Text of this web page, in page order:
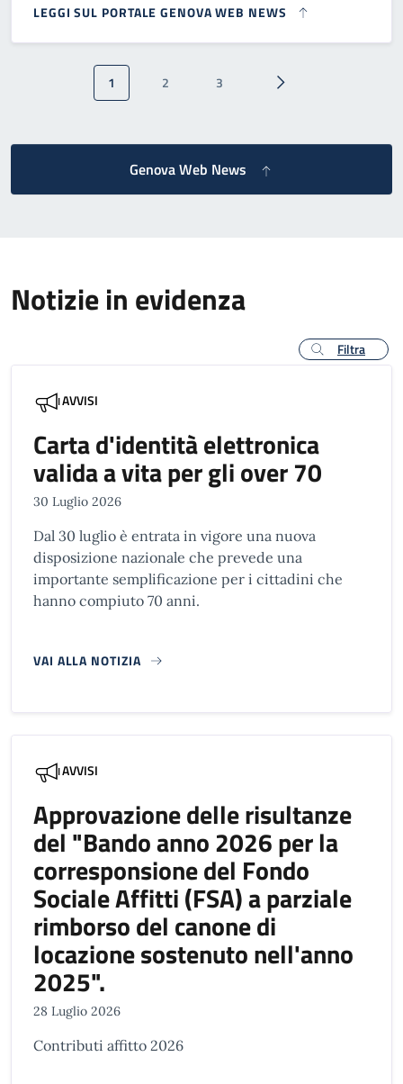
LEGGI SUL PORTALE GENOVA WEB NEWS
Paginazione
Pagina attuale
1 Pagina
2 Pagina
3 Pagina successiva
Genova Web News
Notizie in evidenza
Filtra
AVVISI
Carta d'identità elettronica
valida a vita per gli over 70
30 Luglio 2026
Dal 30 luglio è entrata in vigore una nuova
disposizione nazionale che prevede una
importante semplificazione per i cittadini che
hanno compiuto 70 anni.
VAI ALLA NOTIZIA
AVVISI
Approvazione delle risultanze
del "Bando anno 2026 per la
corresponsione del Fondo
Sociale Affitti (FSA) a parziale
rimborso del canone di
locazione sostenuto nell'anno
2025".
28 Luglio 2026
Contributi affitto 2026